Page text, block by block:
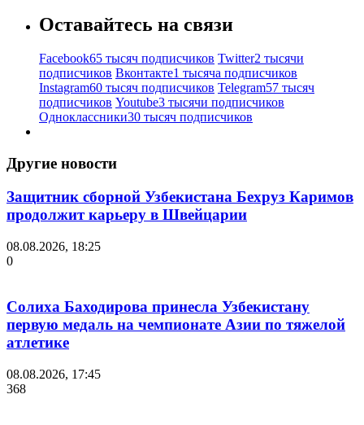
Оставайтесь на связи
Facebook65 тысяч подписчиков Twitter2 тысячи
подписчиков Вконтакте1 тысяча подписчиков
Instagram60 тысяч подписчиков Telegram57 тысяч
подписчиков Youtube3 тысячи подписчиков
Одноклассники30 тысяч подписчиков
Другие новости
Защитник сборной Узбекистана Бехруз Каримов
продолжит карьеру в Швейцарии
08.08.2026, 18:25
0
Солиха Баходирова принесла Узбекистану
первую медаль на чемпионате Азии по тяжелой
атлетике
08.08.2026, 17:45
368